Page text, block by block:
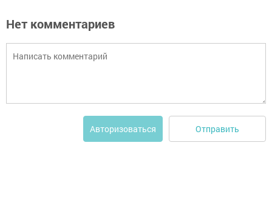
Нет комментариев
Авторизоваться Отправить